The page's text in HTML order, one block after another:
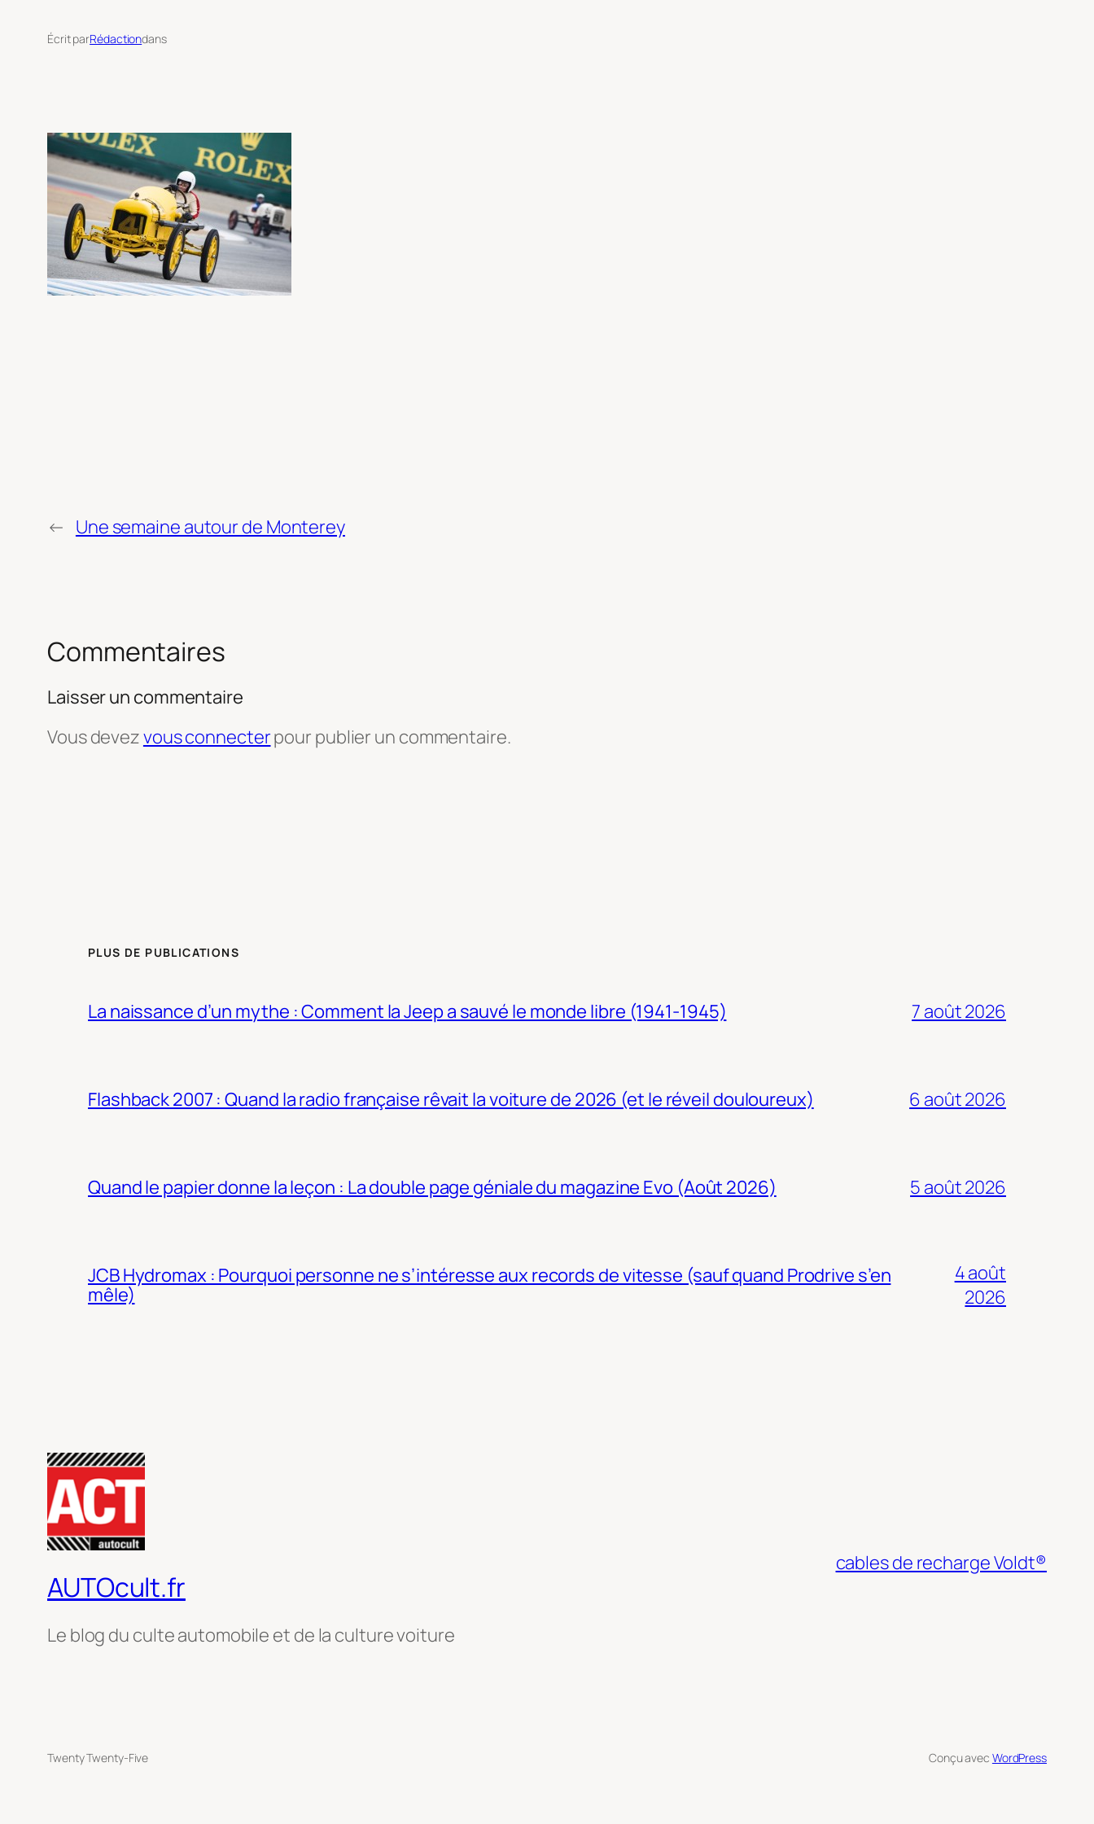
Écrit parRédactiondans
← Une semaine autour de Monterey
Commentaires
Laisser un commentaire
Vous devezvous connecterpour publier un commentaire.
PLUS DE PUBLICATIONS
La naissance d’un mythe : Comment la Jeep a sauvé le monde libre (1941-1945) 7 août 2026
Flashback 2007 : Quand la radio française rêvait la voiture de 2026 (et le réveil douloureux) 6 août 2026
Quand le papier donne la leçon : La double page géniale du magazine Evo (Août 2026) 5 août 2026
JCB Hydromax : Pourquoi personne ne s’intéresse aux records de vitesse (sauf quand Prodrive s’en
mêle)
4 août
2026
AUTOcult.fr
Le blog du culte automobile et de la culture voiture
cables de recharge Voldt®
Twenty Twenty-Five Conçu avec WordPress